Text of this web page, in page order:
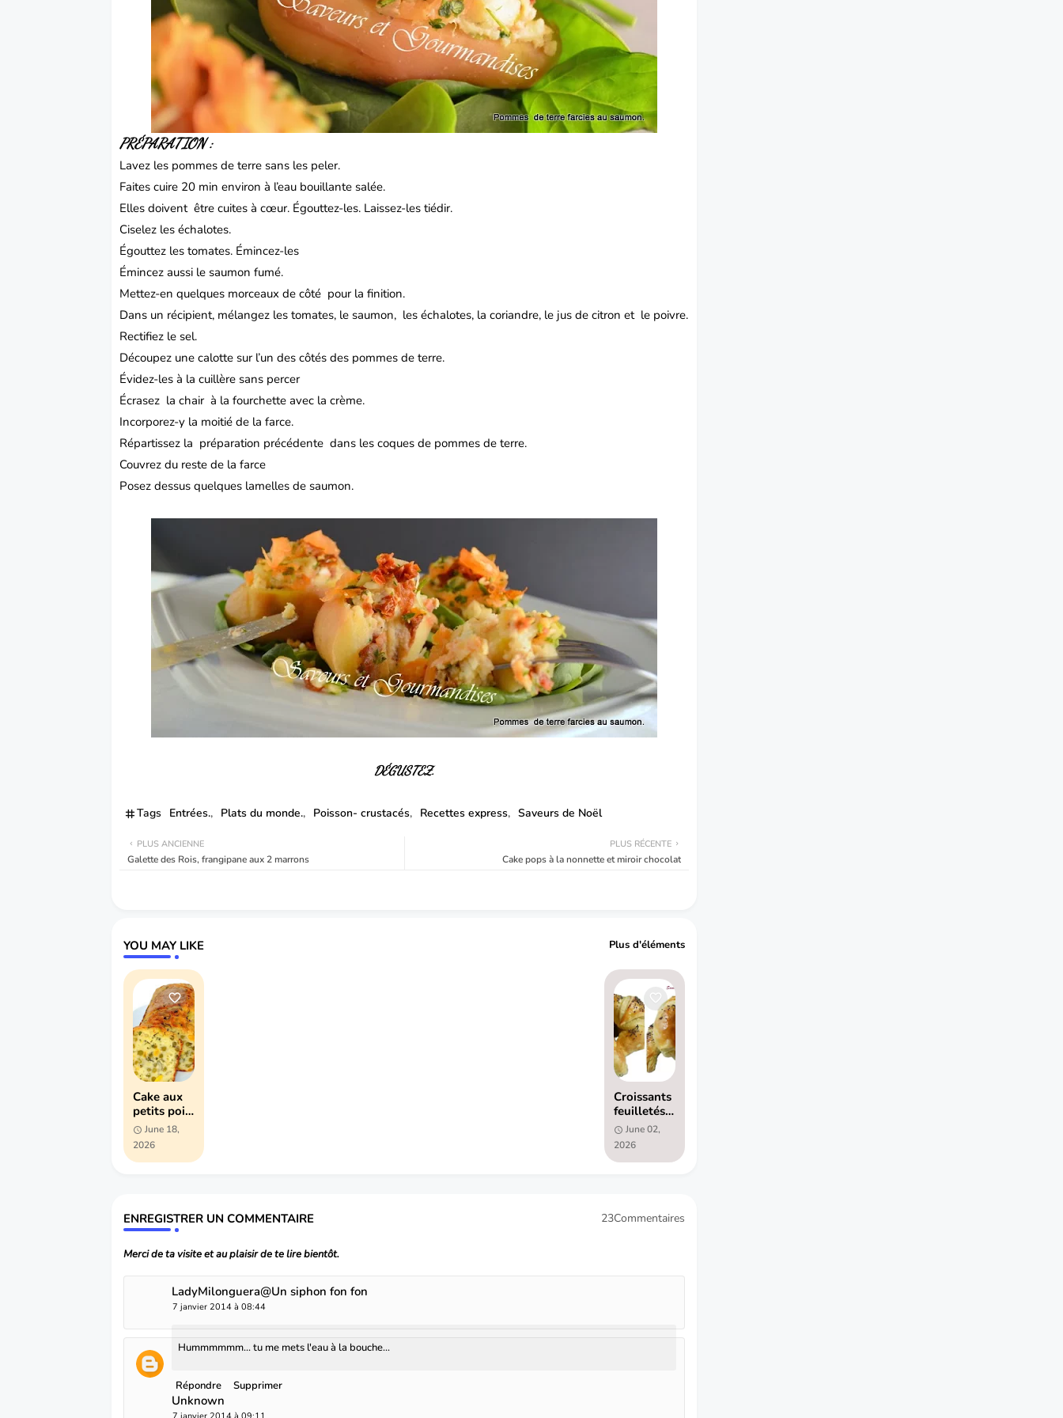
PRÉPARATION :
Lavez les pommes de terre sans les peler.
Faites cuire 20 min environ à l’eau bouillante salée.
Elles doivent être cuites à cœur. Égouttez-les. Laissez-les tiédir.
Ciselez les échalotes.
Égouttez les tomates. Émincez-les
Émincez aussi le saumon fumé.
Mettez-en quelques morceaux de côté pour la finition.
Dans un récipient, mélangez les tomates, le saumon, les échalotes, la coriandre, le jus de citron et le poivre.
Rectifiez le sel.
Découpez une calotte sur l’un des côtés des pommes de terre.
Évidez-les à la cuillère sans percer
Écrasez la chair à la fourchette avec la crème.
Incorporez-y la moitié de la farce.
Répartissez la préparation précédente dans les coques de pommes de terre.
Couvrez du reste de la farce
Posez dessus quelques lamelles de saumon.
DÉGUSTEZ.
Tags Entrées. Plats du monde. Poisson- crustacés Recettes express Saveurs de Noël
PLUS RÉCENTE
Cake pops à la nonnette et miroir chocolat
PLUS ANCIENNE
Galette des Rois, frangipane aux 2 marrons
YOU MAY LIKE Plus d'éléments
Cake aux
petits pois
et maïs
moelleux :
recette
facile et
June 18,
2026
Croissants
feuilletés
farcis
June 02,
2026
ENREGISTRER UN COMMENTAIRE 23Commentaires
Merci de ta visite et au plaisir de te lire bientôt.
LadyMilonguera@Un siphon fon fon
7 janvier 2014 à 08:44
Hummmmmm... tu me mets l'eau à la bouche...
Répondre Supprimer
Unknown